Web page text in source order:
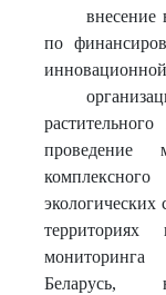
внесение
по
инновационной
проведение
Беларусь,